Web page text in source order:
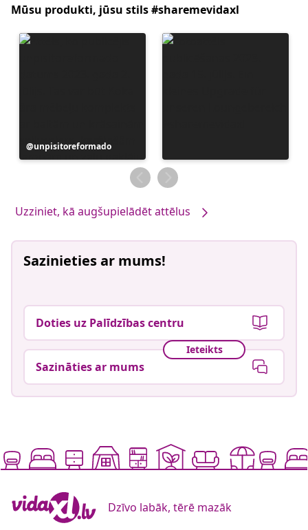
Mūsu produkti, jūsu stils #sharemevidaxl
Ierakstu
publicējis
unpisitoreformado
Uzziniet, kā augšupielādēt attēlus
Sazinieties ar mums!
Doties uz Palīdzības centru
Ieteikts
Sazināties ar mums
Dzīvo labāk, tērē mazāk